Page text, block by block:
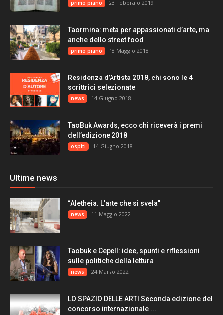
primo piano 23 Febbraio 2019
Taormina: meta per appassionati d’arte, ma
anche dello street food
primo piano 18 Maggio 2018
Residenza d’Artista 2018, chi sono le 4
scrittrici selezionate
news 14 Giugno 2018
TaoBuk Awards, ecco chi riceverà i premi
dell’edizione 2018
ospiti 14 Giugno 2018
Ultime news
“Aletheia. L’arte che si svela”
news 11 Maggio 2022
Taobuk e Cepell: idee, spunti e riflessioni
sulle politiche della lettura
news 24 Marzo 2022
LO SPAZIO DELLE ARTI Seconda edizione del
concorso internazionale ...